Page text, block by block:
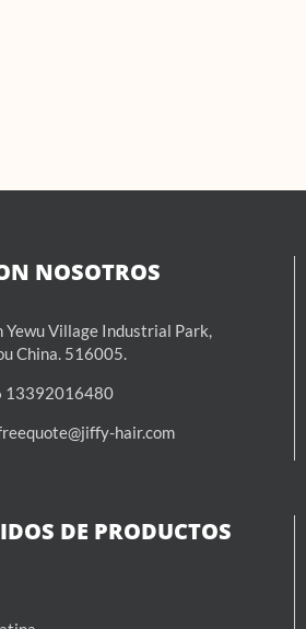
NOSOTROS
Yewu Village Industrial Park,
China. 516005.
13392016480
hair.com
DE PRODUCTOS